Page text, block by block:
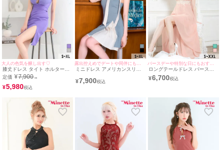
大人の色気を醸し出す♡
膝丈ドレス タイト ホルターネ
ック風 クロスデザイン 前開き
グリッターラメ シンプル 大人
上品 ストレッチ ドレープ スリ
ット 高身長 XL 紫 パープル キ
ャバドレス (せいせい着用) [tk-
mdd7817a] [Tika/ティカ]
定価 ¥7,900→
¥5,980
ミニドレス アメリカンスリー
ンピース ストレッチ Aライン
バイカラー プリーツ 同伴 胸元
md11020] [Tika/ティカ]
¥7,900
ロングテールドレス バースデ
ー ホルターネック レース 谷間
シフォン 低身長 Aライン ピン
[Tika/ティカ]
¥6,700